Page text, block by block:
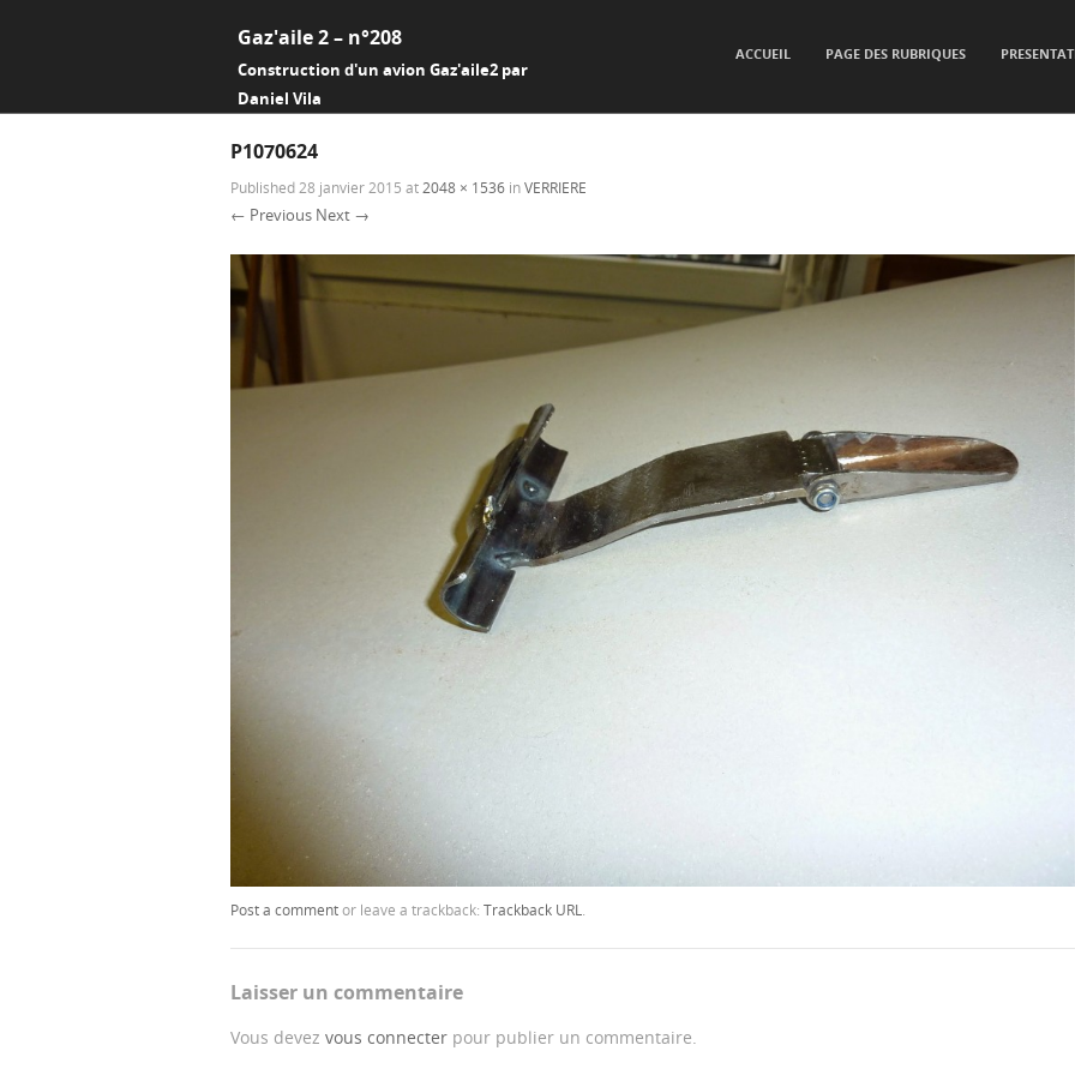
Gaz'aile 2 – n°208
Construction d'un avion Gaz'aile2 par
Daniel Vila
ACCUEIL PAGE DES RUBRIQUES
P1070624
Published 28 janvier 2015 at 2048 × 1536 inVERRIERE
← Previous Next →
Post a commentor leave a trackback: Trackback URL.
Laisser un commentaire
Vous devez vous connecter pour publier un commentaire.